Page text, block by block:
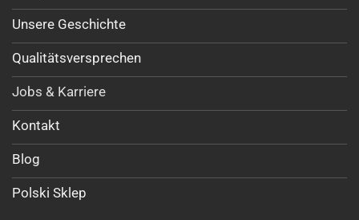
Unsere Geschichte
Qualitätsversprechen
Jobs & Karriere
Kontakt
Blog
Polski Sklep